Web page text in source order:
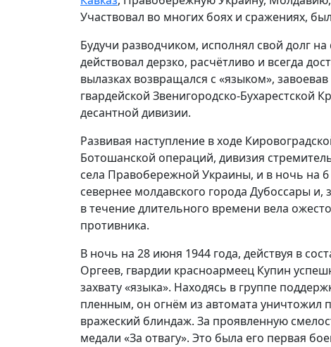
Участвовал во многих боях и сражениях,
Будучи разводчиком, исполнял свой долг
действовал дерзко, расчётливо и всегда
вылазках возвращался с «языком»,
гвардейской Звенигородско-Бухарестской
десантной дивизии.
Развивая наступление в ходе
Ботошанской операций, дивизия
села Правобережной Украины, и в ночь на
севернее молдавского города Дубоссары
в течение длительного времени вела
противника.
В ночь на 28 июня 1944 года, действуя в
Оргеев, гвардии красноармеец Купин
захвату «языка». Находясь в группе
пленным, он огнём из автомата уничтожил
вражеский блиндаж. За проявленную
медали «За отвагу». Это была его первая